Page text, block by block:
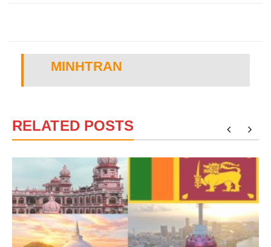
MINHTRAN
RELATED POSTS